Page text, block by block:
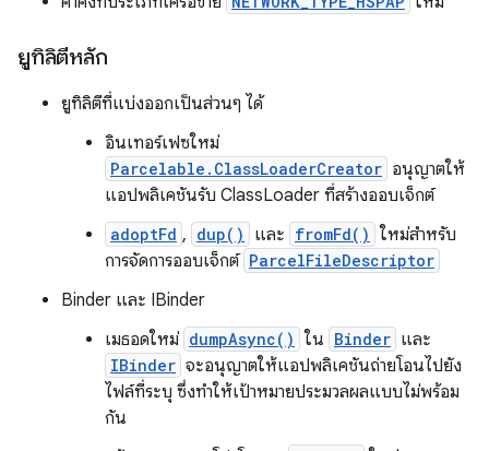
ยูทิลิตีหลัก
ยูทิลิตีที่แบ่งออกเป็นส่วนๆ ได้
อินเทอร์เฟซใหม่
Parcelable.ClassLoaderCreator อนุญาตให้
แอปพลิเคชันรับ ClassLoader ที่สร้างออบเจ็กต์
adoptFd , dup() และ fromFd() ใหม่สำหรับ
การจัดการออบเจ็กต์ ParcelFileDescriptor
Binder และ IBinder
เมธอดใหม่ dumpAsync() ใน Binder และ
IBinder จะอนุญาตให้แอปพลิเคชันถ่ายโอนไปยัง
ไฟล์ที่ระบุ ซึ่งทำให้เป้าหมายประมวลผลแบบไม่พร้อม
กัน